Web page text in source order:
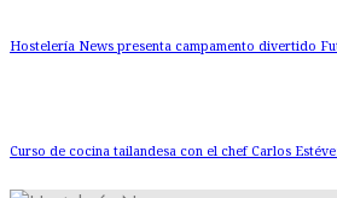
Hostelería News presenta campamento divertido
Curso de cocina tailandesa con el chef Carlos